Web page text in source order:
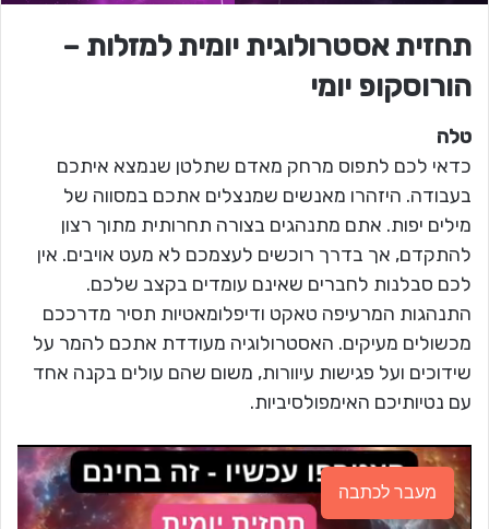
תחזית אסטרולוגית יומית למזלות –
הורוסקופ יומי
טלה
כדאי לכם לתפוס מרחק מאדם שתלטן שנמצא איתכם
בעבודה. היזהרו מאנשים שמנצלים אתכם במסווה של
מילים יפות. אתם מתנהגים בצורה תחרותית מתוך רצון
להתקדם, אך בדרך רוכשים לעצמכם לא מעט אויבים. אין
לכם סבלנות לחברים שאינם עומדים בקצב שלכם.
התנהגות המרעיפה טאקט ודיפלומאטיות תסיר מדרככם
מכשולים מעיקים. האסטרולוגיה מעודדת אתכם להמר על
שידוכים ועל פגישות עיוורות, משום שהם עולים בקנה אחד
עם נטיותיכם האימפולסיביות.
מעבר לכתבה